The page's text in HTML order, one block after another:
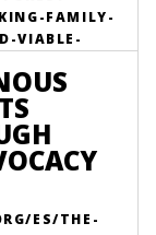
FAMILY-
VIABLE-
ES/THE-